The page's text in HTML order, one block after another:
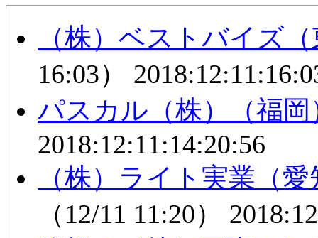
（株）ベストバイズ
16:03）
パスカル（株）（福
2018:12:11:14:20:56
（株）ライト実業（
（12/11 11:20）